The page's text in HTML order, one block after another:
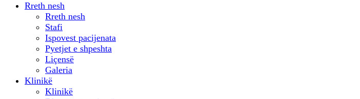
Rreth nesh
Rreth nesh
Stafi
Ispovest pacijenata
Pyetjet e shpeshta
Liçensë
Galeria
Klinikë
Klinikë